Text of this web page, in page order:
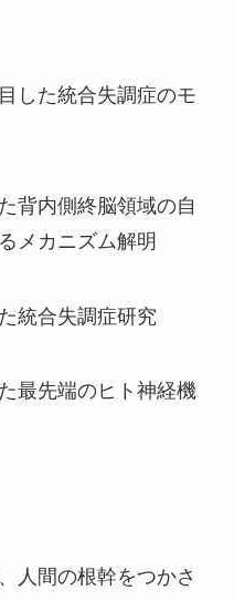
した統合失調症のモ
背内側終脳領域の自
メカニズム解明
統合失調症研究
最先端のヒト神経機
人間の根幹をつかさ